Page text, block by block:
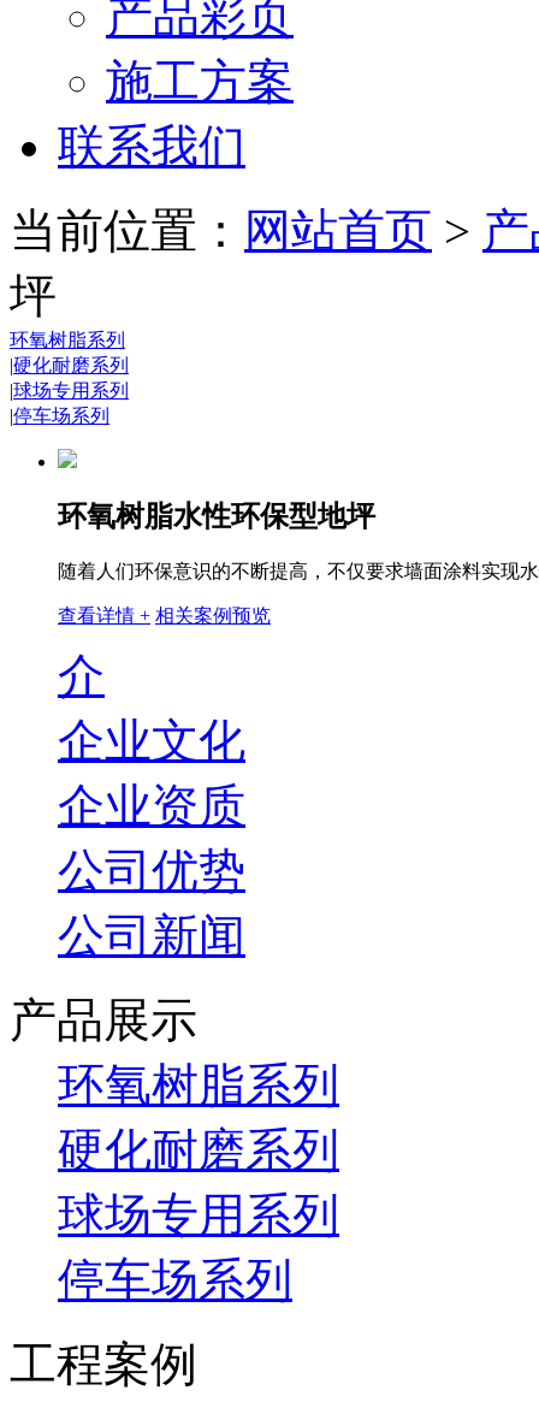
产品彩页
施工方案
联系我们
当前位置： 网站首页 >
坪
环氧树脂系列
|硬化耐磨系列
|球场专用系列
|停车场系列
环氧树脂水性环保型地坪
随着人们环保意识的不断提高，不仅要求墙面涂料实现
查看详情 + 相关案例预览
介
企业文化
企业资质
公司优势
公司新闻
产品展示
环氧树脂系列
硬化耐磨系列
球场专用系列
停车场系列
工程案例